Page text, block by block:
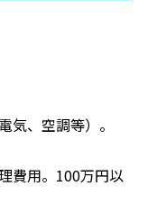
気、空調等）。
費用。100万円以